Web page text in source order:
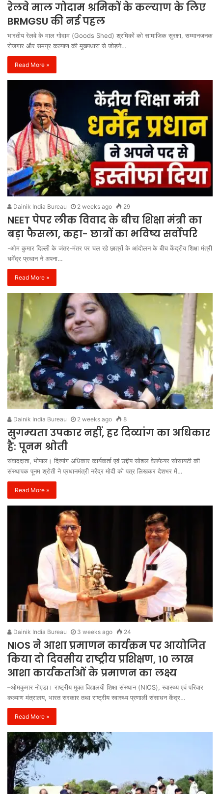
रेलवे माल गोदाम श्रमिकों के कल्याण के लिए
BRMGSU की नई पहल
भारतीय रेलवे के माल गोदाम (Goods Shed) श्रमिकों को सामाजिक सुरक्षा, सम्मानजनक
रोजगार और समग्र कल्याण की मुख्यधारा से जोड़ने…
Read More »
Dainik India Bureau 2 weeks ago 29
NEET पेपर लीक विवाद के बीच शिक्षा मंत्री का
बड़ा फैसला, कहा- छात्रों का भविष्य सर्वोपरि
-ओम कुमार दिल्ली के जंतर-मंतर पर चल रहे छात्रों के आंदोलन के बीच केंद्रीय शिक्षा मंत्री
धर्मेंद्र प्रधान ने अपना…
Read More »
Dainik India Bureau 2 weeks ago 8
सुगम्यता उपकार नहीं, हर दिव्यांग का अधिकार
है: पूनम श्रोती
संवाददाता, भोपाल। दिव्यांग अधिकार कार्यकर्ता एवं उद्दीप सोशल वेलफेयर सोसायटी की
संस्थापक पूनम श्रोती ने प्रधानमंत्री नरेंद्र मोदी को पत्र लिखकर देशभर में…
Read More »
Dainik India Bureau 3 weeks ago 24
NIOS ने आशा प्रमाणन कार्यक्रम पर आयोजित
किया दो दिवसीय राष्ट्रीय प्रशिक्षण, 10 लाख
आशा कार्यकर्ताओं के प्रमाणन का लक्ष्य
–ओमकुमार नोएडा। राष्ट्रीय मुक्त विद्यालयी शिक्षा संस्थान (NIOS), स्वास्थ्य एवं परिवार
कल्याण मंत्रालय, भारत सरकार तथा राष्ट्रीय स्वास्थ्य प्रणाली संसाधन केंद्र…
Read More »